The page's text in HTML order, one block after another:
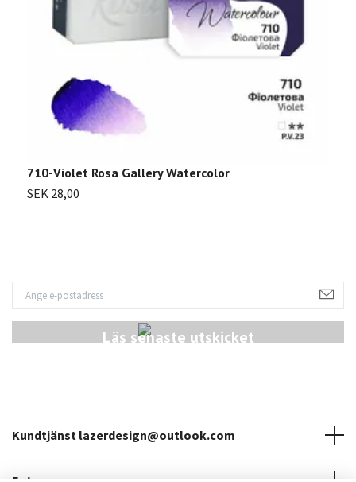
Läs senaste utskicket
710-Violet Rosa Gallery Watercolor
SEK 28,00
Kundtjänst lazerdesign@outlook.com